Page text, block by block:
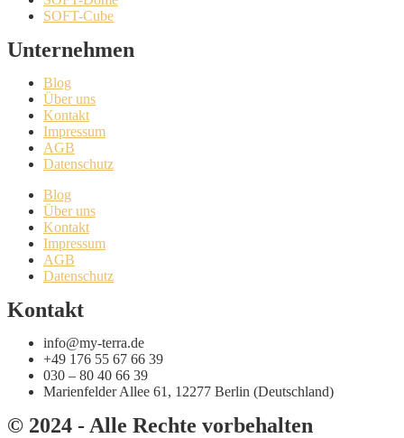
SOFT-Cube
Unternehmen
Blog
Über uns
Kontakt
Impressum
AGB
Datenschutz
Blog
Über uns
Kontakt
Impressum
AGB
Datenschutz
Kontakt
info@my-terra.de
+49 176 55 67 66 39
030 – 80 40 66 39
Marienfelder Allee 61, 12277 Berlin (Deutschland)
© 2024 - Alle Rechte vorbehalten